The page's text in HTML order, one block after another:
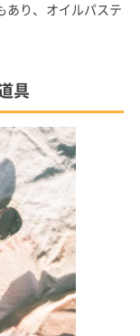
あり、オイルパステ
具